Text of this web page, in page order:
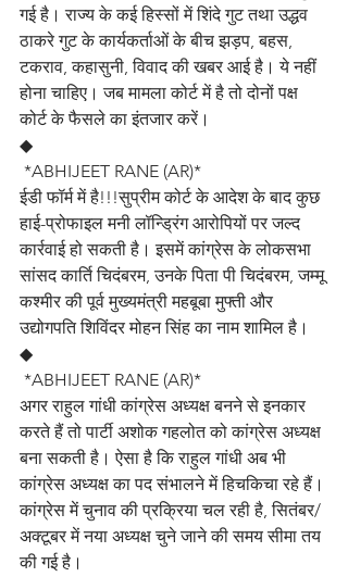
गई है। राज्य के कई हिस्सों में शिंदे गुट तथा उद्धव
ठाकरे गुट के कार्यकर्ताओं के बीच झड़प, बहस,
टकराव, कहासुनी, विवाद की खबर आई है। ये नहीं
होना चाहिए। जब मामला कोर्ट में है तो दोनों पक्ष
कोर्ट के फैसले का इंतजार करें।
◆
*ABHIJEET RANE (AR)*
ईडी फॉर्म में है!!!सुप्रीम कोर्ट के आदेश के बाद कुछ
हाई-प्रोफाइल मनी लॉन्ड्रिंग आरोपियों पर जल्द
कार्रवाई हो सकती है। इसमें कांग्रेस के लोकसभा
सांसद कार्ति चिदंबरम, उनके पिता पी चिदंबरम, जम्मू
कश्मीर की पूर्व मुख्यमंत्री महबूबा मुफ्ती और
उद्योगपति शिविंदर मोहन सिंह का नाम शामिल है।
◆
*ABHIJEET RANE (AR)*
अगर राहुल गांधी कांग्रेस अध्यक्ष बनने से इनकार
करते हैं तो पार्टी अशोक गहलोत को कांग्रेस अध्यक्ष
बना सकती है। ऐसा है कि राहुल गांधी अब भी
कांग्रेस अध्यक्ष का पद संभालने में हिचकिचा रहे हैं।
कांग्रेस में चुनाव की प्रक्रिया चल रही है, सितंबर/
अक्टूबर में नया अध्यक्ष चुने जाने की समय सीमा तय
की गई है।